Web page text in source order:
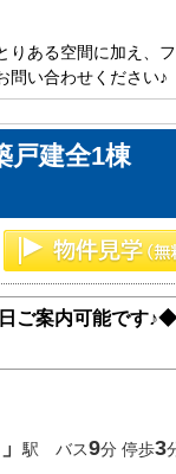
ある空間に加え、
問い合わせください♪
戸建全1棟
ご案内可能です
駅 バス9分 停歩3